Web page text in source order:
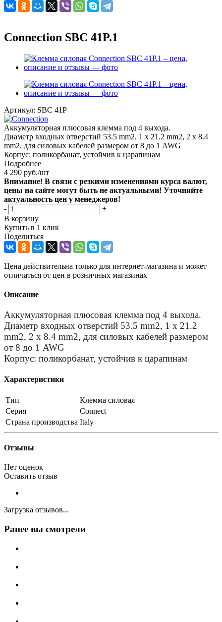
Connection SBC 41P.1
Артикул: SBC 41P
Аккумуляторная плюсовая клемма под 4 выхода.
Диаметр входных отверстий 53.5 mm2, 1 x 21.2 mm2, 2 x 8.4
mm2, для силовых кабелей размером от 8 до 1 AWG
Корпус: поликорбанат, устойчив к царапинам
Подробнее
4 290 руб./шт
Внимание! В связи с резкими изменениями курса валют,
цены на сайте могут быть не актуальными! Уточняйте
актуальность цен у менеджеров!
-
+
В корзину
Купить в 1 клик
Поделиться
Цена действительна только для интернет-магазина и может
отличаться от цен в розничных магазинах
Описание
Аккумуляторная плюсовая клемма под 4 выхода.
Диаметр входных отверстий 53.5 mm2, 1 x 21.2
mm2, 2 x 8.4 mm2, для силовых кабелей размером
от 8 до 1 AWG
Корпус: поликорбанат, устойчив к царапинам
Характеристики
Тип
Клемма силовая
Серия
Connect
Страна производства Italy
Отзывы
Нет оценок
Оставить отзыв
Загрузка отзывов...
Ранее вы смотрели